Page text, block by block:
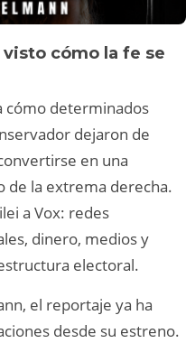
visto cómo la fe se
cómo determinados
dejaron de
en una
de la extrema derecha.
a Vox: redes
dinero, medios y
electoral.
el reportaje ya ha
desde su estreno.